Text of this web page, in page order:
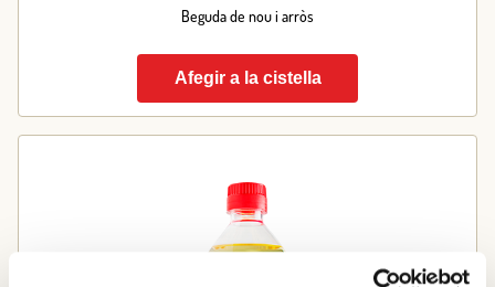
Beguda de nou i arròs
Afegir a la cistella